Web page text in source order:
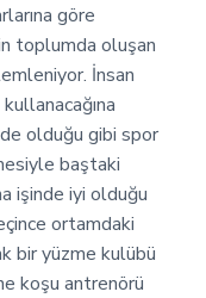
göre
toplumda oluşan
İnsan
olduğu gibi spor
baştaki
işinde iyi olduğu
ortamdaki
bir yüzme kulübü
koşu antrenörü